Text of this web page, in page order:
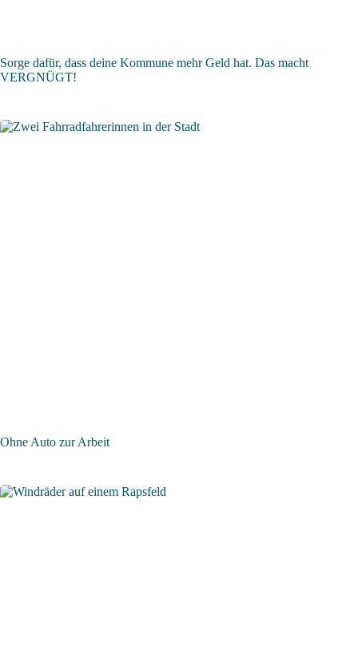
Sorge dafür, dass deine Kommune mehr Geld hat. Das macht
VERGNÜGT!
Ohne Auto zur Arbeit